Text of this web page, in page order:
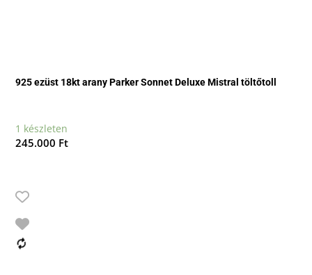
925 ezüst 18kt arany Parker Sonnet Deluxe Mistral töltőtoll
1 készleten
245.000 Ft